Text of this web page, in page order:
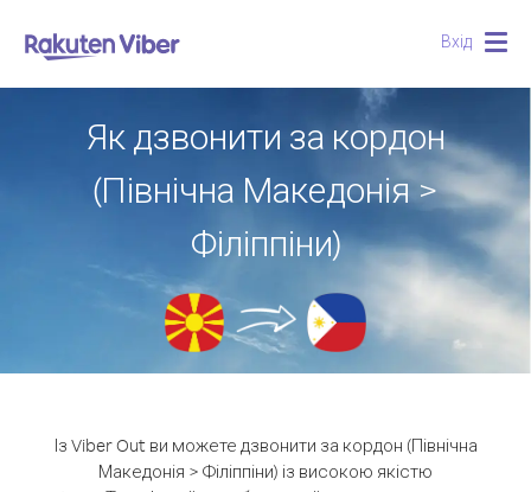
Вхід
Як дзвонити за кордон
(Північна Македонія >
Філіппіни)
Із Viber Out ви можете дзвонити за кордон (Північна
Македонія > Філіппіни) із високою якістю